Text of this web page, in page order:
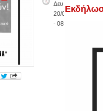
Δευ,
20/03/2023
- 08:28